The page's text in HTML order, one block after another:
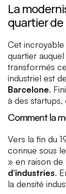
La
quartier
Cet incroyable
quartier
transformés
industriel est
Barcelone.
à des
Comment la
Vers la fin du
connue sous
» en raison de
d’industries.
la densité